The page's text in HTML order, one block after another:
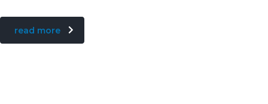
read more